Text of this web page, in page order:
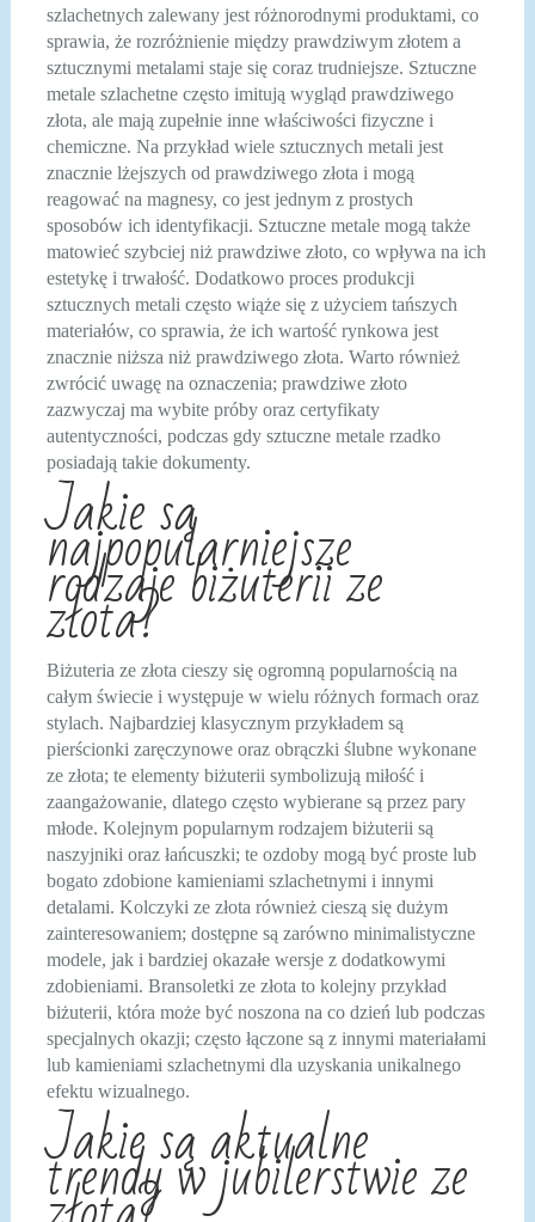
szlachetnych zalewany jest różnorodnymi produktami, co
sprawia, że rozróżnienie między prawdziwym złotem a
sztucznymi metalami staje się coraz trudniejsze. Sztuczne
metale szlachetne często imitują wygląd prawdziwego
złota, ale mają zupełnie inne właściwości fizyczne i
chemiczne. Na przykład wiele sztucznych metali jest
znacznie lżejszych od prawdziwego złota i mogą
reagować na magnesy, co jest jednym z prostych
sposobów ich identyfikacji. Sztuczne metale mogą także
matowieć szybciej niż prawdziwe złoto, co wpływa na ich
estetykę i trwałość. Dodatkowo proces produkcji
sztucznych metali często wiąże się z użyciem tańszych
materiałów, co sprawia, że ich wartość rynkowa jest
znacznie niższa niż prawdziwego złota. Warto również
zwrócić uwagę na oznaczenia; prawdziwe złoto
zazwyczaj ma wybite próby oraz certyfikaty
autentyczności, podczas gdy sztuczne metale rzadko
posiadają takie dokumenty.
Jakie są
najpopularniejsze
rodzaje biżuterii ze
złota?
Biżuteria ze złota cieszy się ogromną popularnością na
całym świecie i występuje w wielu różnych formach oraz
stylach. Najbardziej klasycznym przykładem są
pierścionki zaręczynowe oraz obrączki ślubne wykonane
ze złota; te elementy biżuterii symbolizują miłość i
zaangażowanie, dlatego często wybierane są przez pary
młode. Kolejnym popularnym rodzajem biżuterii są
naszyjniki oraz łańcuszki; te ozdoby mogą być proste lub
bogato zdobione kamieniami szlachetnymi i innymi
detalami. Kolczyki ze złota również cieszą się dużym
zainteresowaniem; dostępne są zarówno minimalistyczne
modele, jak i bardziej okazałe wersje z dodatkowymi
zdobieniami. Bransoletki ze złota to kolejny przykład
biżuterii, która może być noszona na co dzień lub podczas
specjalnych okazji; często łączone są z innymi materiałami
lub kamieniami szlachetnymi dla uzyskania unikalnego
efektu wizualnego.
Jakie są aktualne
trendy w jubilerstwie ze